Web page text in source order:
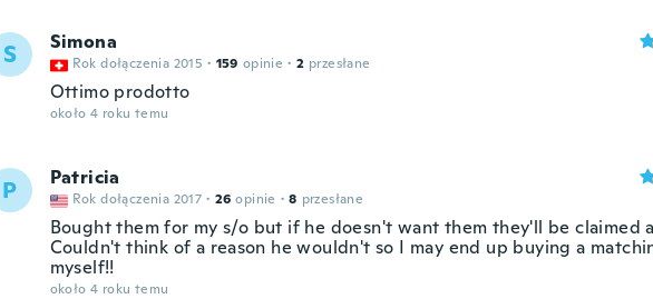
S Simona
Rok dołączenia 2015 · 159 opinie · 2 przesłane
Ottimo prodotto
około 4 roku temu
P Patricia
Rok dołączenia 2017 · 26 opinie · 8 przesłane
Bought them for my s/o but if he doesn't want them they'll be claimed
Couldn't think of a reason he wouldn't so I may end up buying a
myself!!
około 4 roku temu